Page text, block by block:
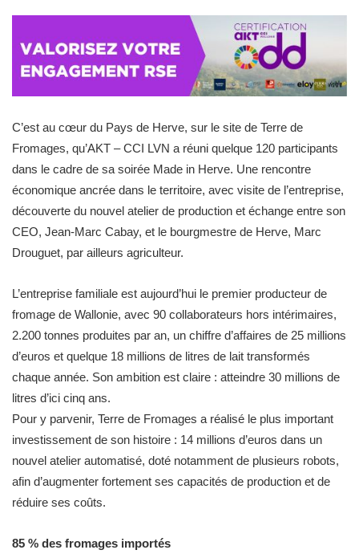
C’est au cœur du Pays de Herve, sur le site de Terre de
Fromages, qu’AKT – CCI LVN a réuni quelque 120 participants
dans le cadre de sa soirée Made in Herve. Une rencontre
économique ancrée dans le territoire, avec visite de l’entreprise,
découverte du nouvel atelier de production et échange entre son
CEO, Jean-Marc Cabay, et le bourgmestre de Herve, Marc
Drouguet, par ailleurs agriculteur.
L’entreprise familiale est aujourd’hui le premier producteur de
fromage de Wallonie, avec 90 collaborateurs hors intérimaires,
2.200 tonnes produites par an, un chiffre d’affaires de 25 millions
d’euros et quelque 18 millions de litres de lait transformés
chaque année. Son ambition est claire : atteindre 30 millions de
litres d’ici cinq ans.
Pour y parvenir, Terre de Fromages a réalisé le plus important
investissement de son histoire : 14 millions d’euros dans un
nouvel atelier automatisé, doté notamment de plusieurs robots,
afin d’augmenter fortement ses capacités de production et de
réduire ses coûts.
85 % des fromages importés